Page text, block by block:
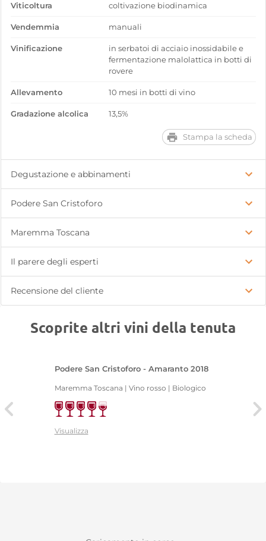
Viticoltura coltivazione biodinamica
Vendemmia manuali
Vinificazione
in serbatoi di acciaio inossidabile e
fermentazione malolattica in botti di
rovere
Allevamento 10 mesi in botti di vino
Gradazione alcolica 13,5%
Stampa la scheda
Degustazione e abbinamenti
Podere San Cristoforo
Maremma Toscana
Il parere degli esperti
Recensione del cliente
Scoprite altri vini della tenuta
Podere San Cristoforo - Amaranto 2018
Maremma Toscana | Vino rosso | Biologico
Visualizza